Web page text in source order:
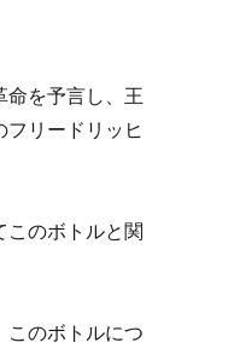
命を予言し、王
リードリッヒ
このボトルと関
このボトルにつ